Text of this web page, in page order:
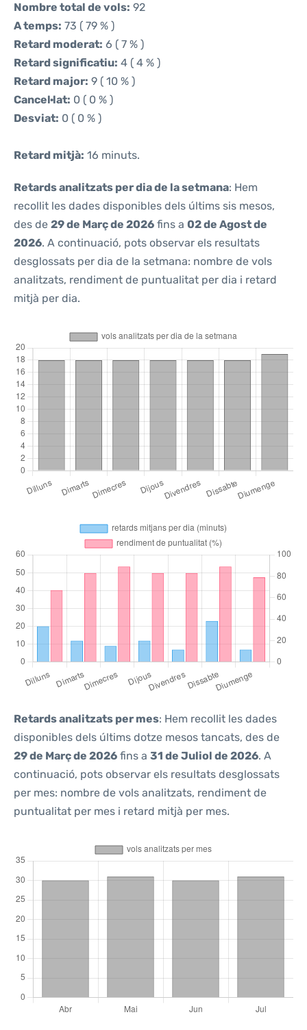
Nombre total de vols: 92
A temps: 73 ( 79 % )
Retard moderat: 6 ( 7 % )
Retard significatiu: 4 ( 4 % )
Retard major: 9 ( 10 % )
Cancel·lat: 0 ( 0 % )
Desviat: 0 ( 0 % )
Retard mitjà: 16 minuts.
Retards analitzats per dia de la setmana: Hem
recollit les dades disponibles dels últims sis mesos,
des de 29 de Març de 2026 fins a 02 de Agost de
2026. A continuació, pots observar els resultats
desglossats per dia de la setmana: nombre de vols
analitzats, rendiment de puntualitat per dia i retard
mitjà per dia.
Retards analitzats per mes: Hem recollit les dades
disponibles dels últims dotze mesos tancats, des de
29 de Març de 2026 fins a 31 de Juliol de 2026. A
continuació, pots observar els resultats desglossats
per mes: nombre de vols analitzats, rendiment de
puntualitat per mes i retard mitjà per mes.